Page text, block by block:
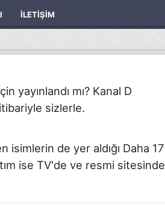
İLETIŞIM
yayınlandı mı? Kanal D
sizlerle.
de yer aldığı Daha 17
ise TV'de ve resmi sitesinde